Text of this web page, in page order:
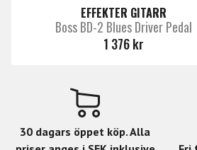
EFFEKTER GITARR
Boss BD-2 Blues Driver Pedal
1 376 kr
30 dagars öppet köp. Alla